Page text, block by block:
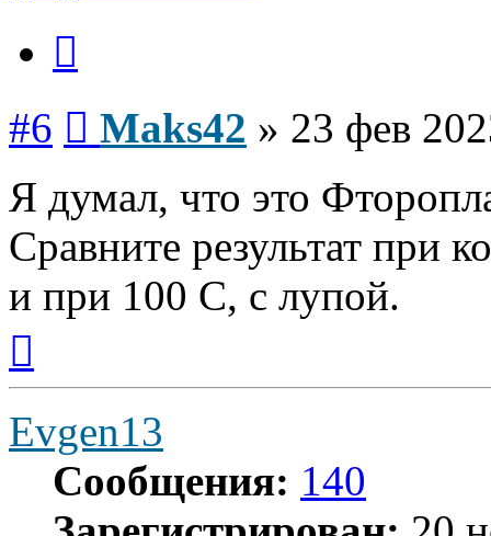
#6 Maks42 » 23 фев
Я думал, что это
Сравните результат при
и при 100 С, с лупой.
началу
Evgen13
Сообщения: 140